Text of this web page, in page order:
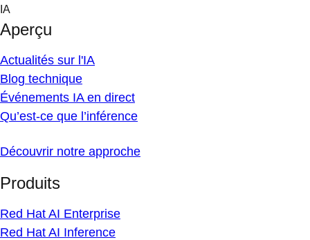
Skip
content
IA
Aperçu
Actualités sur l'IA
Blog technique
Événements IA en direct
Qu’est-ce que l’inférence
Découvrir notre approche
Produits
Red Hat AI Enterprise
Red Hat AI Inference